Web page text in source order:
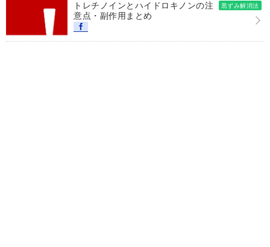
黒ずみ解消法
トレチノインとハイドロキノンの注
意点・副作用まとめ